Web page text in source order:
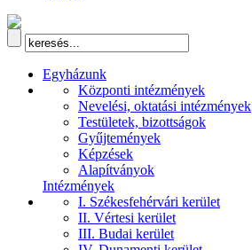
Egyházunk
Központi intézmények
Nevelési, oktatási intézmények
Testületek, bizottságok
Gyűjtemények
Képzések
Alapítványok
Intézmények
I. Székesfehérvári kerület
II. Vértesi kerület
III. Budai kerület